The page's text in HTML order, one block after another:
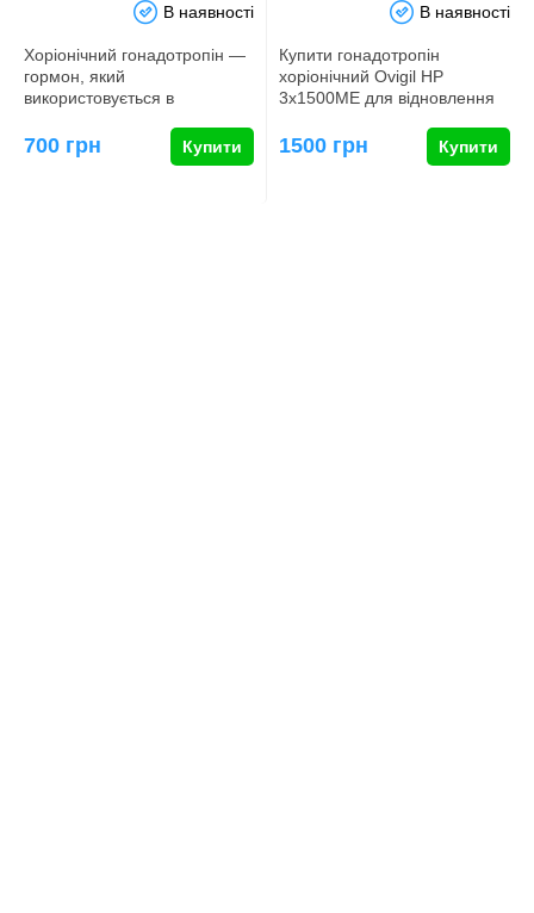
В наявності
Хоріонічний гонадотропін ―
гормон, який
використовується в
видах спорту як з…
700 грн Купити
В наявності
Купити гонадотропін
хоріонічний Ovigil HP
3х1500МЕ для відновлення
хоріонічни…
1500 грн Купити